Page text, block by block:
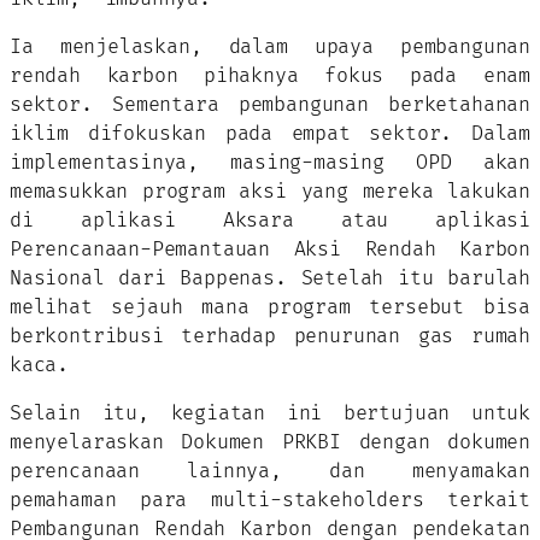
Ia menjelaskan, dalam upaya pembangunan
rendah karbon pihaknya fokus pada enam
sektor. Sementara pembangunan berketahanan
iklim difokuskan pada empat sektor. Dalam
implementasinya, masing-masing OPD akan
memasukkan program aksi yang mereka lakukan
di aplikasi Aksara atau aplikasi
Perencanaan-Pemantauan Aksi Rendah Karbon
Nasional dari Bappenas. Setelah itu barulah
melihat sejauh mana program tersebut bisa
berkontribusi terhadap penurunan gas rumah
kaca.
Selain itu, kegiatan ini bertujuan untuk
menyelaraskan Dokumen PRKBI dengan dokumen
perencanaan lainnya, dan menyamakan
pemahaman para multi-stakeholders terkait
Pembangunan Rendah Karbon dengan pendekatan